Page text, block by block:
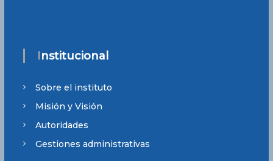
Institucional
Sobre el instituto
Misión y Visión
Autoridades
Gestiones administrativas